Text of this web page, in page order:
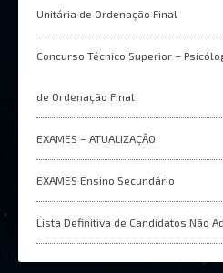
Unitária de Ordenação Final
Concurso Técnico Superior –
de Ordenação Final
EXAMES – ATUALIZAÇÂO
EXAMES Ensino Secundário
Lista Definitiva de Candidatos Não